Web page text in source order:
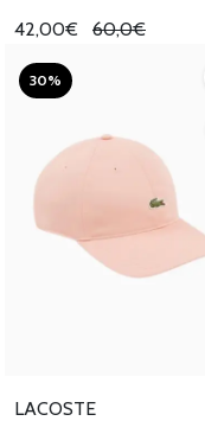
42,00€ 60,0€
30%
LACOSTE